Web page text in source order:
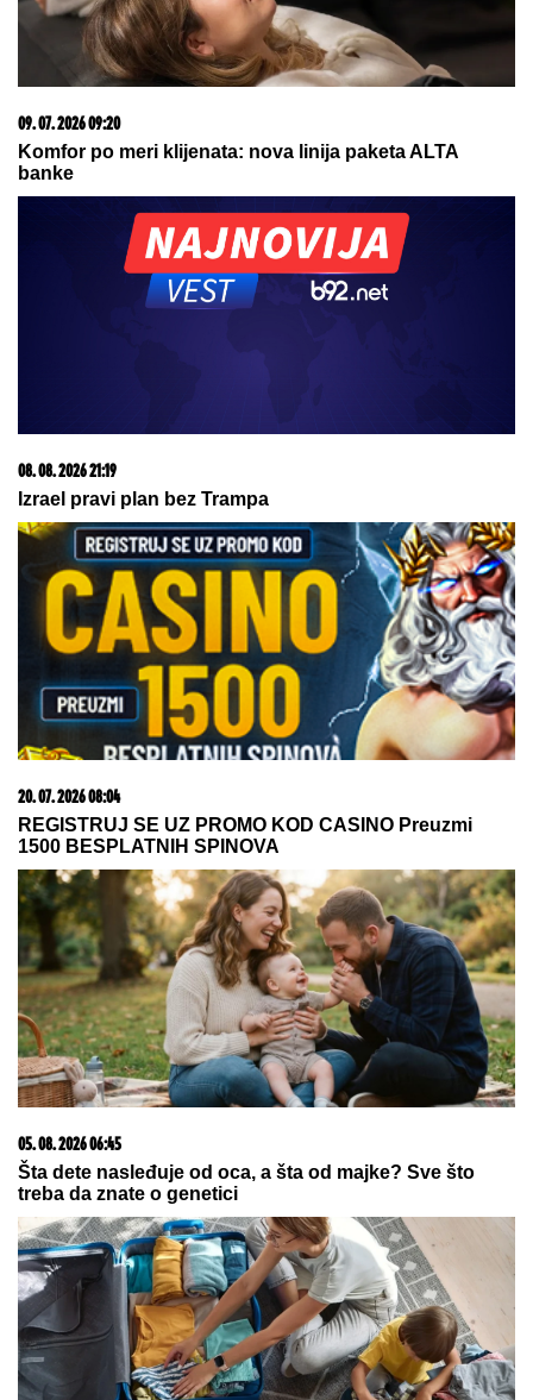
Paparaco: Uhvatili smo trudnu Anitu
Stanojlović i Luku Vujovića!
GRENLANDA I SAD: Stiglo ozbiljno
06. 08. 2026 07:08
Evo u kojim banjama važi vaučer od 10.000 dinara -
kompletan spisak destinacija u Srbiji
08. 08. 2026 16:10
Zašto je važno ići na liturgiju: Nedeljom se porodica
okuplja pred Bogom
23. 07. 2026 12:47
Letnje večeri u gradu više nisu rezervisane za vikend:
Zašto sve više ljudi bira večeru koja se spontano
pretvori u druženje